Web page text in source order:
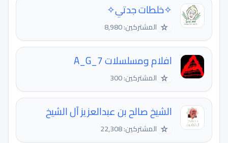
✧خلطات جدتي✧
☆ المشتركين: 8,980
افلام ومسلسلات A_G_7
☆ المشتركين: 300
الشيخ صالح بن عبدالعزيز آل الشيخ
☆ المشتركين: 22,308